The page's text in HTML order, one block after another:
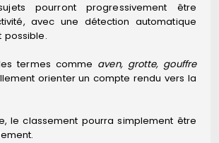
pourront progressivement être
avec une détection automatique
possible.
termes comme aven, grotte, gouffre
orienter un compte rendu vers la
le classement pourra simplement être